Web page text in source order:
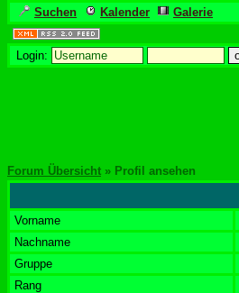
Suchen Kalender
Galerie
Login:
Forum Übersicht » Profil ansehen
Vorname
Nachname
Gruppe
Rang